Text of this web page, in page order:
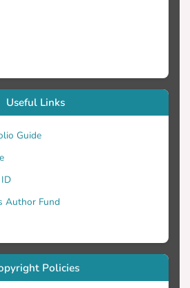
κριτική σκέψη ώστε να είναι
να επιλέξει προτίστως την
αλλά και την
δυνατή λύση.
Useful Links
Guide
Author Fund
Policies